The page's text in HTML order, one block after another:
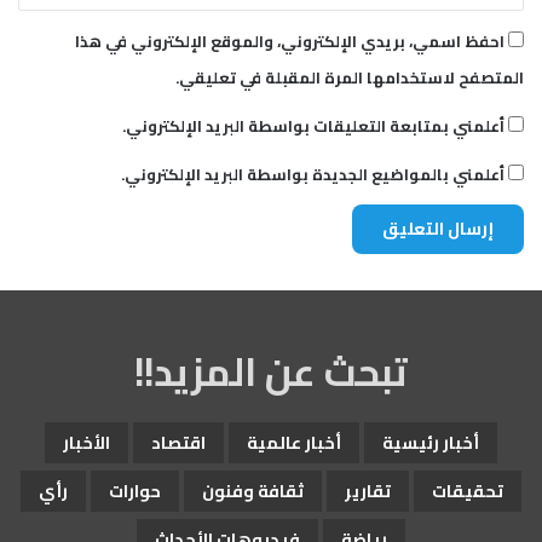
احفظ اسمي، بريدي الإلكتروني، والموقع الإلكتروني في هذا
المتصفح لاستخدامها المرة المقبلة في تعليقي.
أعلمني بمتابعة التعليقات بواسطة البريد الإلكتروني.
أعلمني بالمواضيع الجديدة بواسطة البريد الإلكتروني.
تبحث عن المزيد!!
أخبار رئيسية أخبار عالمية اقتصاد
الأخبار
تحقيقات
تقارير ثقافة وفنون حوارات
رأي